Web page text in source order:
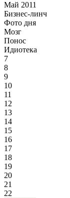
Май 2011
Бизнес-линч
Фото дня
Мозг
Понос
Идиотека
7
8
9
10
11
12
13
14
15
16
17
18
19
20
21
22